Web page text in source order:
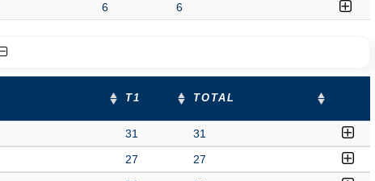
6 6
T1 TOTAL
31
31
27
27